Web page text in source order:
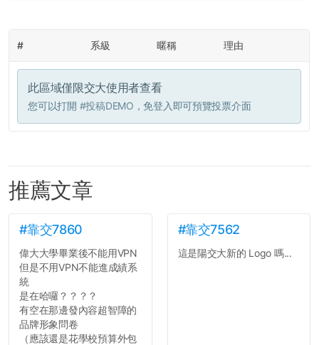
# 系級 暱稱 理由
此區域僅限交大使用者查看
您可以打開 #投稿DEMO ，免登入即可預覽投票介面
推薦文章
#靠交7860
偉大大學畢業後不能用VPN
但是不用VPN不能進成績系
統
是在哈囉？？？？
有空在那邊發內容超智障的
品牌形象問卷
（應該還是花學校預算外包
#靠交7562
這是陽交大新的 Logo 嗎...